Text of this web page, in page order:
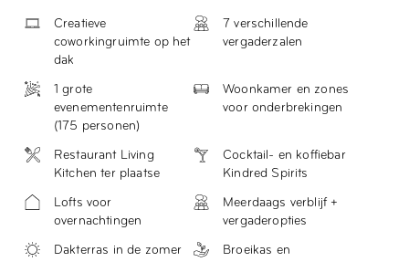
Creatieve
coworkingruimte op het
dak
7 verschillende
vergaderzalen
1 grote
evenementenruimte
(175 personen)
Woonkamer en zones
voor onderbrekingen
Restaurant Living
Kitchen ter plaatse
Cocktail- en koffiebar
Kindred Spirits
Lofts voor
overnachtingen
Meerdaags verblijf +
vergaderopties
Dakterras in de zomer
Broeikas en